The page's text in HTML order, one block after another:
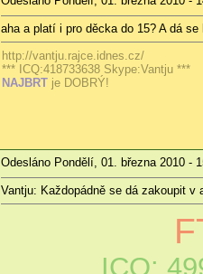
aha a platí i pro děcka do 15? A dá
http://vantju.rajce.idnes.cz/
*** ICQ:418733638 Skype:Vantju ***
NAJBRT je DOBRÝ!
Odesláno Pondělí, 01. března 2010 -
Vantju: Každopádně se dá zakoupit v
ICQ: